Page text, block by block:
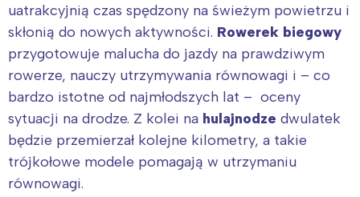
uatrakcyjnią czas spędzony na świeżym powietrzu i
skłonią do nowych aktywności. Rowerek biegowy
przygotowuje malucha do jazdy na prawdziwym
rowerze, nauczy utrzymywania równowagi i – co
bardzo istotne od najmłodszych lat – oceny
sytuacji na drodze. Z kolei na hulajnodze dwulatek
będzie przemierzał kolejne kilometry, a takie
trójkołowe modele pomagają w utrzymaniu
równowagi.